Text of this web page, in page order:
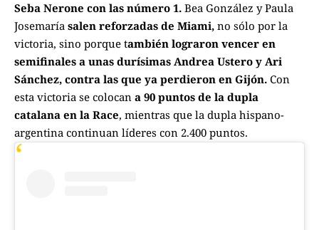
Seba Nerone con las número 1. Bea González y Paula
Josemaría salen reforzadas de Miami, no sólo por la
victoria, sino porque también lograron vencer en
semifinales a unas durísimas Andrea Ustero y Ari
Sánchez, contra las que ya perdieron en Gijón. Con
esta victoria se colocan a 90 puntos de la dupla
catalana en la Race, mientras que la dupla hispano-
argentina continuan líderes con 2.400 puntos.